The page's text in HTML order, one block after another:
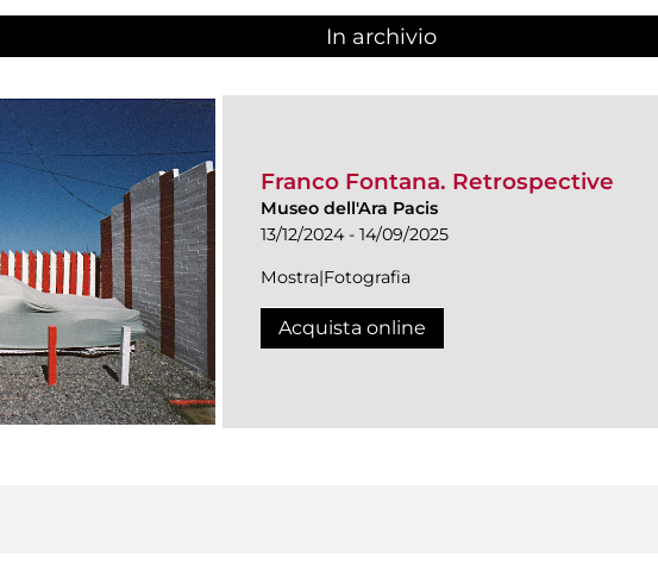
In archivio
Franco Fontana. Retrospective
Museo dell'Ara Pacis
13/12/2024 - 14/09/2025
Mostra|Fotografia
Acquista online